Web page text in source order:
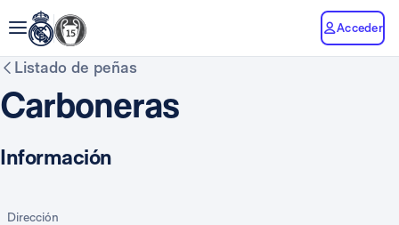
Acceder
Listado de peñas
Carboneras
Información
Dirección